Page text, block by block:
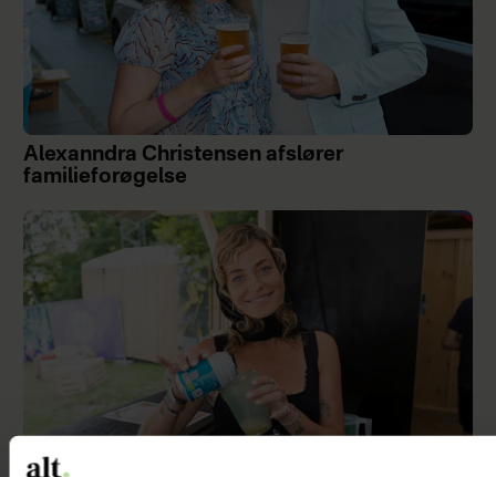
Alexanndra Christensen afslører
familieforøgelse